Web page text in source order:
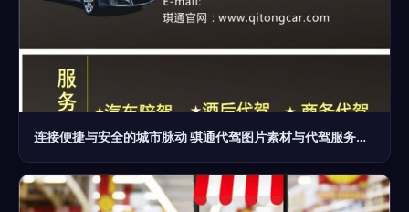
连接便捷与安全的城市脉动 骐通代驾图片素材与代驾服务解析